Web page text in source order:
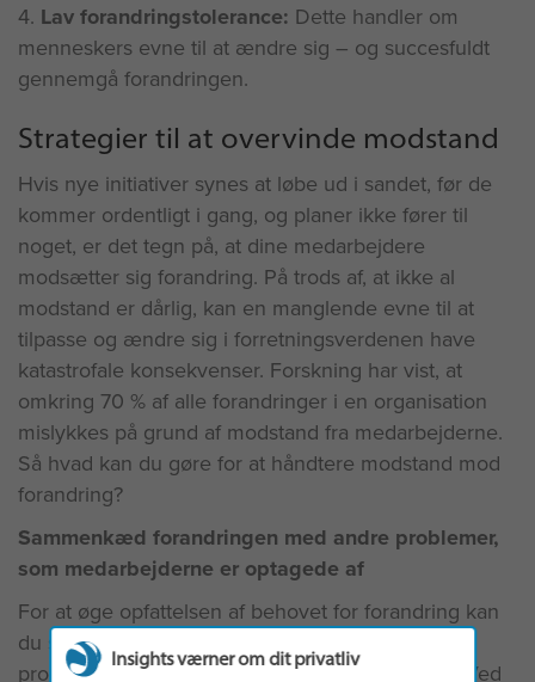
4. Lav forandringstolerance: Dette handler om
menneskers evne til at ændre sig – og succesfuldt
gennemgå forandringen.
Strategier til at overvinde modstand
Hvis nye initiativer synes at løbe ud i sandet, før de
kommer ordentligt i gang, og planer ikke fører til
noget, er det tegn på, at dine medarbejdere
modsætter sig forandring. På trods af, at ikke al
modstand er dårlig, kan en manglende evne til at
tilpasse og ændre sig i forretningsverdenen have
katastrofale konsekvenser. Forskning har vist, at
omkring 70 % af alle forandringer i en organisation
mislykkes på grund af modstand fra medarbejderne.
Så hvad kan du gøre for at håndtere modstand mod
forandring?
Sammenkæd forandringen med andre problemer,
som medarbejderne er optagede af
For at øge opfattelsen af behovet for forandring kan
du sammenkæde forandringen med andre
problemer, som medarbejderne er optagede af. Ved
Insights værner om dit privatliv